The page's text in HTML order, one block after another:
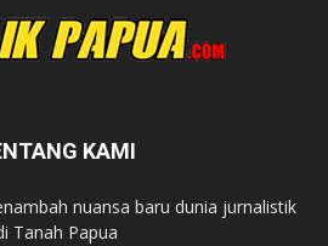
KAMI
nuansa baru dunia jurnalistik
Tanah Papua